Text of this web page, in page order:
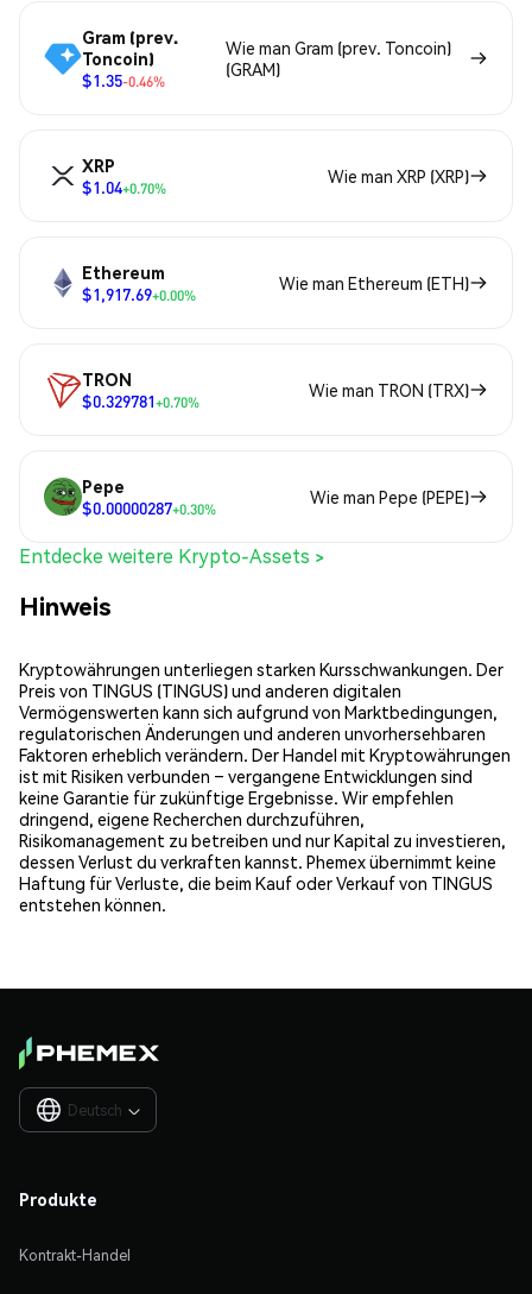
Gram (prev.
Toncoin)
$1.35-0.46%
Wie man Gram (prev. Toncoin)
(GRAM)
XRP
$1.04+0.70%
Wie man XRP (XRP)
Ethereum
$1,917.69+0.00%
Wie man Ethereum (ETH)
TRON
$0.329781+0.70%
Wie man TRON (TRX)
Pepe
$0.00000287+0.30%
Wie man Pepe (PEPE)
Entdecke weitere Krypto-Assets >
Hinweis
Kryptowährungen unterliegen starken Kursschwankungen. Der
Preis von TINGUS (TINGUS) und anderen digitalen
Vermögenswerten kann sich aufgrund von Marktbedingungen,
regulatorischen Änderungen und anderen unvorhersehbaren
Faktoren erheblich verändern. Der Handel mit Kryptowährungen
ist mit Risiken verbunden – vergangene Entwicklungen sind
keine Garantie für zukünftige Ergebnisse. Wir empfehlen
dringend, eigene Recherchen durchzuführen,
Risikomanagement zu betreiben und nur Kapital zu investieren,
dessen Verlust du verkraften kannst. Phemex übernimmt keine
Haftung für Verluste, die beim Kauf oder Verkauf von TINGUS
entstehen können.
Deutsch 
Produkte
Kontrakt-Handel